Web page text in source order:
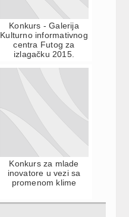
Konkurs - Galerija
Kulturno informativnog
centra Futog za
izlagačku 2015.
Konkurs za mlade
inovatore u vezi sa
promenom klime